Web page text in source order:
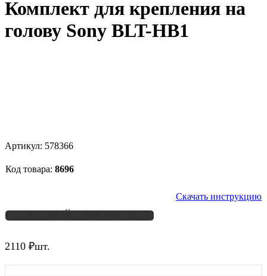
Комплект для крепления на
голову Sony BLT-HB1
Артикул: 578366
Код товара: 8696
Скачать инструкцию
2110 ₽шт.